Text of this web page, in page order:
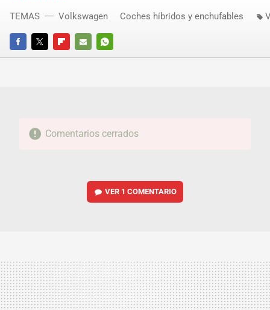
FACEBOOKTWITTERFLIPBOARD
E-
WHATSAPP
TEMAS Volkswagen Coches híbridos y enchufables
Comentarios cerrados
VER 1 COMENTARIO